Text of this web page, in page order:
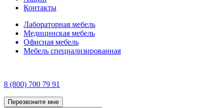
Контакты
Лабораторная мебель
Медицинская мебель
Офисная мебель
Мебель специализированная
8 (800) 700 79 91
Перезвоните мне